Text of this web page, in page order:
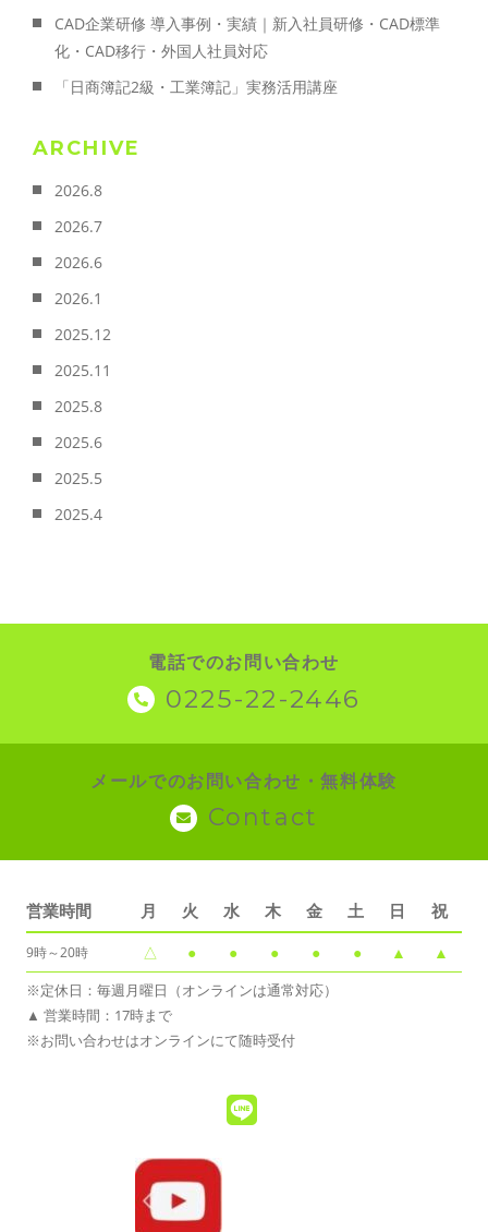
CAD企業研修 導入事例・実績｜新入社員研修・CAD標準
化・CAD移行・外国人社員対応
「日商簿記2級・工業簿記」実務活用講座
ARCHIVE
2026.8
2026.7
2026.6
2026.1
2025.12
2025.11
2025.8
2025.6
2025.5
2025.4
電話でのお問い合わせ
0225-22-2446
メールでのお問い合わせ・無料体験
Contact
営業時間 月 火 水 木 金 土 日 祝
9時～20時 △ ● ● ● ● ● ▲ ▲
※定休日：毎週月曜日（オンラインは通常対応）
▲ 営業時間：17時まで
※お問い合わせはオンラインにて随時受付